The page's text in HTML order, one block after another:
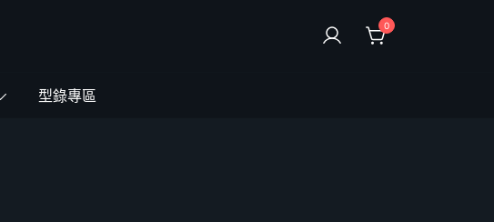
0
型錄專區